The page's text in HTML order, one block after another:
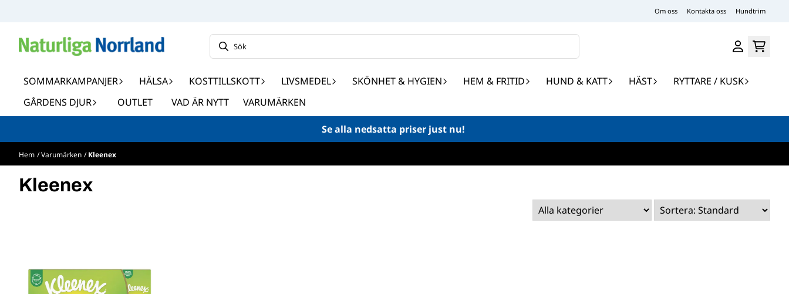
Om oss Kontakta oss Hundtrim
SOMMARKAMPANJER HÄLSA KOSTTILLSKOTT LIVSMEDEL SKÖNHET & HYGIEN HEM & FRITID HUND & KATT HÄST
RYTTARE / KUSK
GÅRDENS DJUR
OUTLET VAD ÄR NYTT VARUMÄRKEN
Se alla nedsatta priser just nu!
Hem /Varumärken /Kleenex
Kleenex